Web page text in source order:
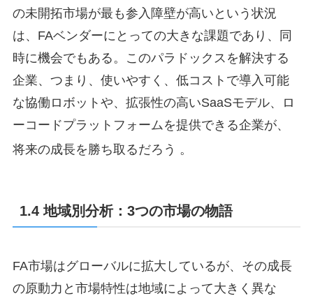
の未開拓市場が最も参入障壁が高いという状況
は、FAベンダーにとっての大きな課題であり、同
時に機会でもある。このパラドックスを解決する
企業、つまり、使いやすく、低コストで導入可能
な協働ロボットや、拡張性の高いSaaSモデル、ロ
ーコードプラットフォームを提供できる企業が、
将来の成長を勝ち取るだろう 。
1.4 地域別分析：3つの市場の物語
FA市場はグローバルに拡大しているが、その成長
の原動力と市場特性は地域によって大きく異な